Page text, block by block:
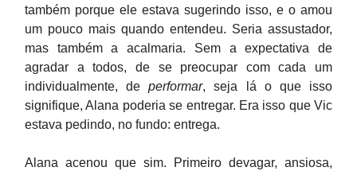
também porque ele estava sugerindo isso, e o amou
um pouco mais quando entendeu. Seria assustador,
mas também a acalmaria. Sem a expectativa de
agradar a todos, de se preocupar com cada um
individualmente, deperformar, seja lá o que isso
signifique, Alana poderia se entregar. Era isso que Vic
estava pedindo, no fundo: entrega.
Alana acenou que sim. Primeiro devagar, ansiosa,